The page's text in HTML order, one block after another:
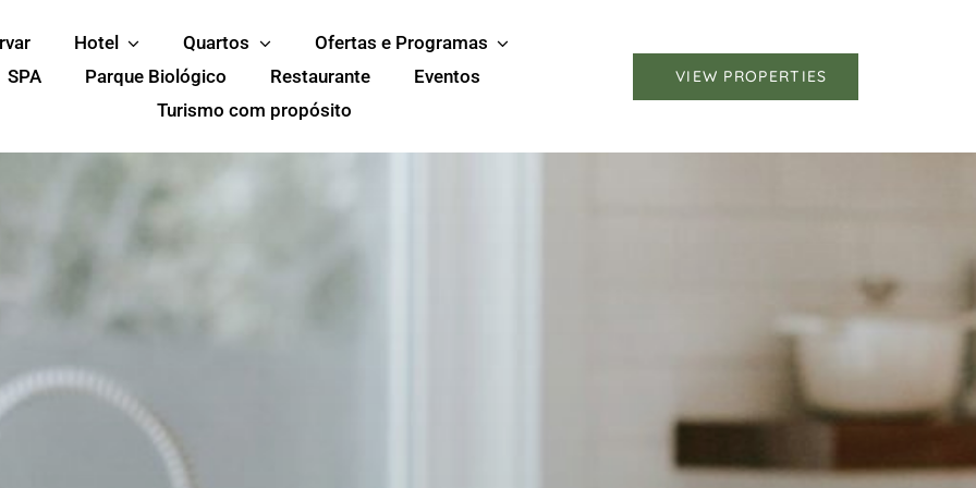
Hotel Quartos
Ofertas e Programas
SPA
Parque Biológico Restaurante
Eventos
Turismo com propósito
VIEW PROPERTIES